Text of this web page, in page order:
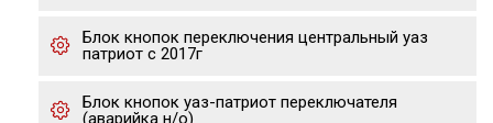
Блок кнопок переключения центральный уаз
патриот с 2017г
Блок кнопок уаз-патриот переключателя
(аварийка н/о)